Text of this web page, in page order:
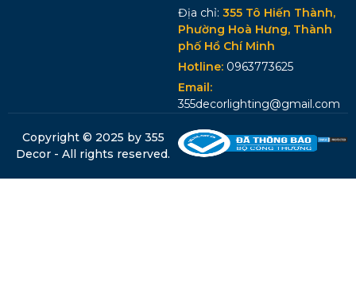
Địa chỉ: 355 Tô Hiến Thành,
Phường Hoà Hưng, Thành
phố Hồ Chí Minh
Hotline: 0963773625
Email:
355decorlighting@gmail.com
Copyright © 2025 by 355
Decor - All rights reserved.